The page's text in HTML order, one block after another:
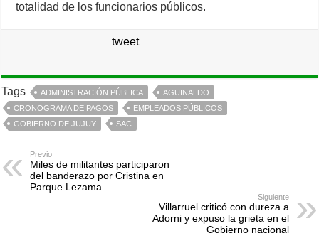
totalidad de los funcionarios públicos.
tweet
Tags ADMINISTRACIÓN PÚBLICA
AGUINALDO
CRONOGRAMA DE PAGOS
EMPLEADOS PÚBLICOS
GOBIERNO DE JUJUY
SAC
Previo
Miles de militantes participaron
del banderazo por Cristina en
Parque Lezama
Siguiente
Villarruel criticó con dureza a
Adorni y expuso la grieta en el
Gobierno nacional